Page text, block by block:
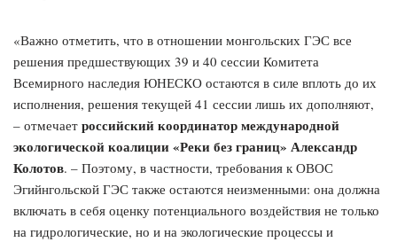
«Важно отметить, что в отношении монгольских ГЭС все
решения предшествующих 39 и 40 сессии Комитета
Всемирного наследия ЮНЕСКО остаются в силе вплоть до их
исполнения, решения текущей 41 сессии лишь их дополняют,
– отмечает российский координатор международной
экологической коалиции «Реки без границ» Александр
Колотов. – Поэтому, в частности, требования к ОВОС
Эгийнгольской ГЭС также остаются неизменными: она должна
включать в себя оценку потенциального воздействия не только
на гидрологические, но и на экологические процессы и